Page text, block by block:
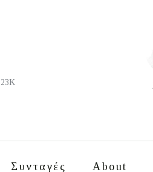
23K
Συνταγές About